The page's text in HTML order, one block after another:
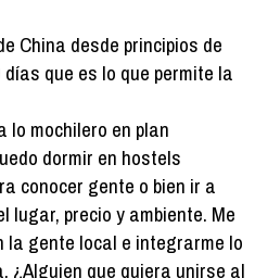
China desde principios de
que es lo que permite la
lo mochilero en plan
dormir en hostels
conocer gente o bien ir a
lugar, precio y ambiente. Me
la gente local e integrarme lo
¿Alguien que quiera unirse al